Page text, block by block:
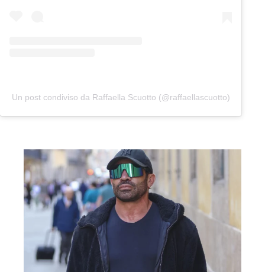
Un post condiviso da Raffaella Scuotto (@raffaellascuotto)